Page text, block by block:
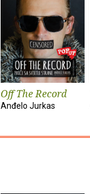
Off The Record
Anđelo Jurkas